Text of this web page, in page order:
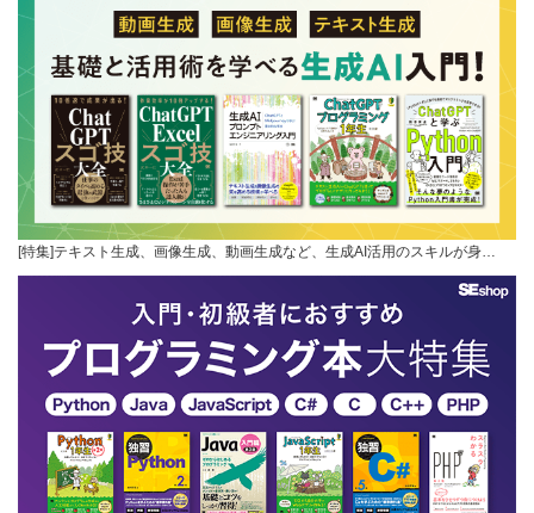
[特集]テキスト生成、画像生成、動画生成など、生成AI活用のスキルが身…